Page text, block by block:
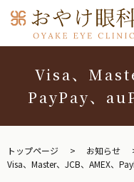
Visa、
PayPay、
トップページ
お知らせ
Visa、Master、JCB、AMEX、